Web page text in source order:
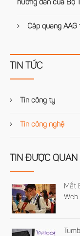
hướng dẫn của Bộ
Cáp quang
TIN TỨC
Tin công ty
Tin công nghệ
TIN ĐƯỢC QUAN
Mắt
Web